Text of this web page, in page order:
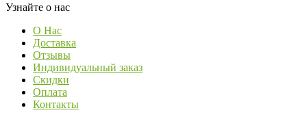
Узнайте о нас
О Нас
Доставка
Отзывы
Индивидуальный заказ
Скидки
Оплата
Контакты